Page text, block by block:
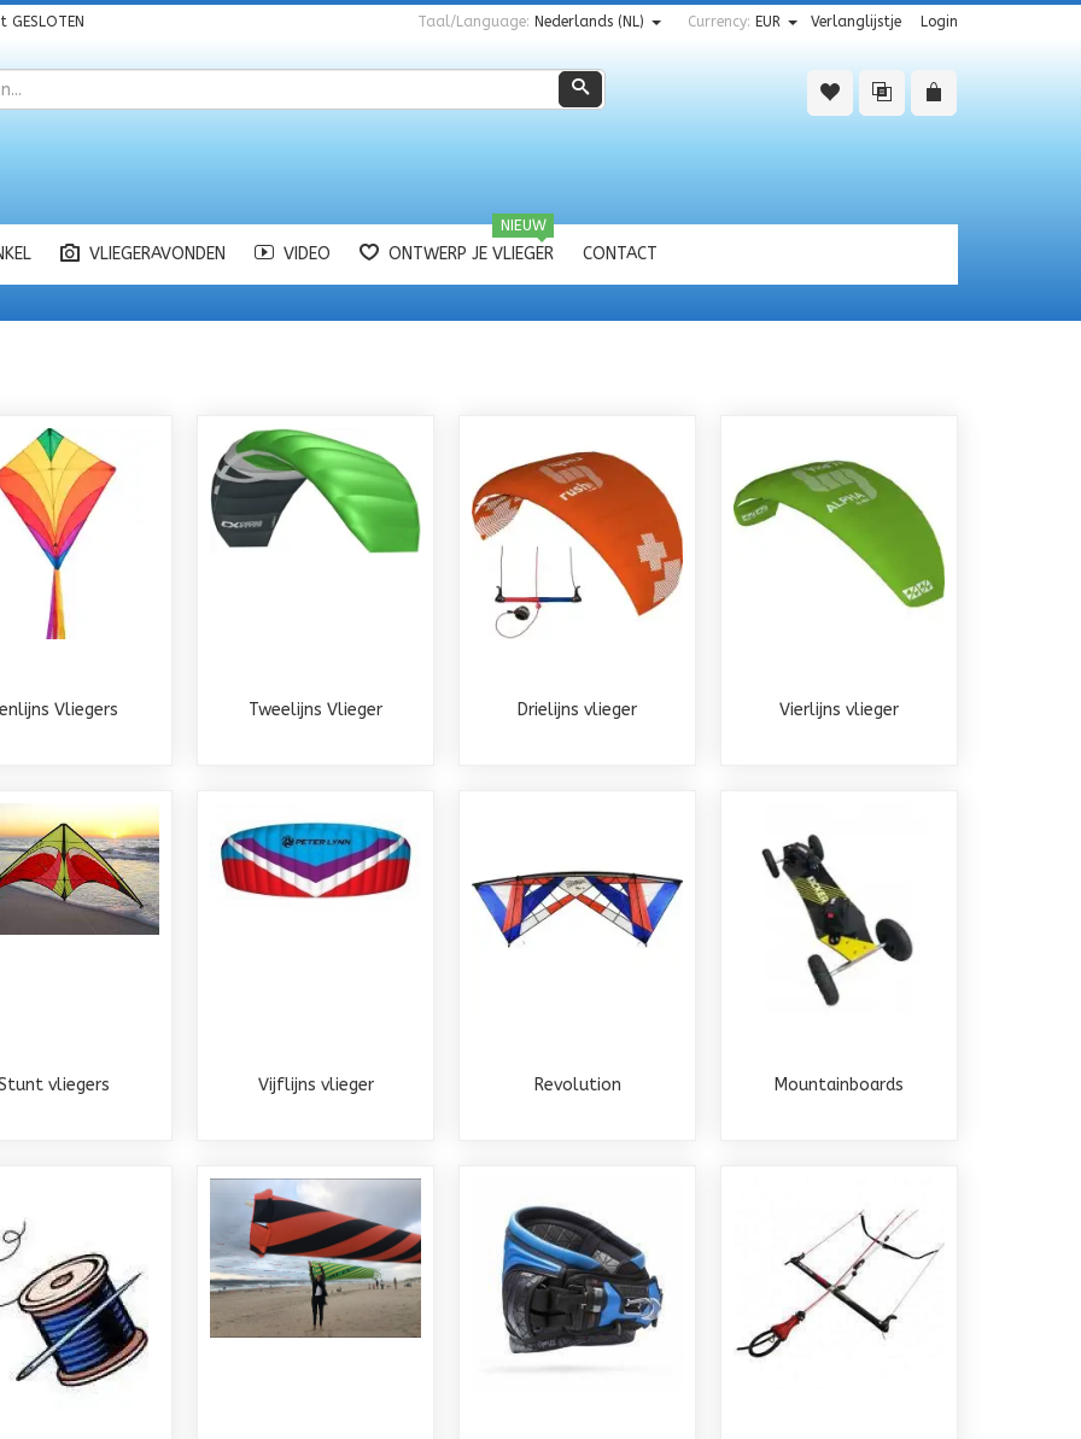
GESLOTEN Verlanglijstje Login
Currency: EUR
Taal/Language: Nederlands (NL)
Zoeken
VLIEGERAVONDEN VIDEO ONTWERP JE VLIEGER
NIEUW
CONTACT
Vliegers Tweelijns Vlieger Drielijns vlieger Vierlijns vlieger
vliegers Vijflijns vlieger Revolution Mountainboards